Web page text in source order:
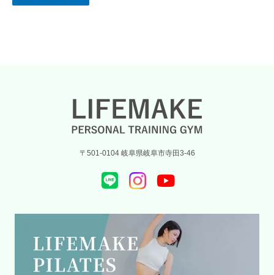
〒501-0104 岐阜県岐阜市寺田3-46